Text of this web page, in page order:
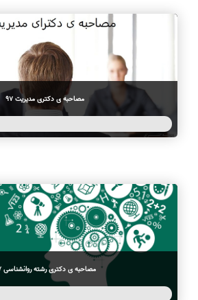
مصاحبه ی دکتری مدیریت 97
مصاحبه ی دکتری رشته روانشناسی 97